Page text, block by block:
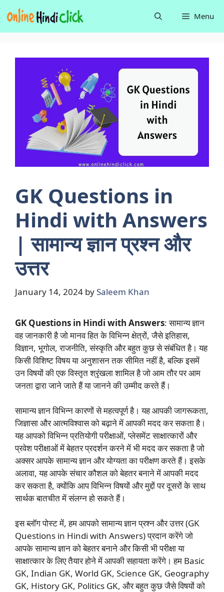
to
content
Menu
GK Questions in
Hindi with Answers
| सामान्य ज्ञान प्रश्न और
उत्तर
January 14, 2024 bySaleem Khan
GK Questions in Hindi with Answers: सामान्य ज्ञान
वह जानकारी है जो मानव हित के विभिन्न क्षेत्रों, जैसे इतिहास,
विज्ञान, भूगोल, राजनीति, संस्कृति और बहुत कुछ से संबंधित है। यह
किसी विशिष्ट विषय या अनुशासन तक सीमित नहीं है, बल्कि इसमें
उन विषयों की एक विस्तृत श्रृंखला शामिल है जो आम तौर पर आम
जनता द्वारा जाने जाते हैं या जानने की उम्मीद करते हैं।
सामान्य ज्ञान विभिन्न कारणों से महत्वपूर्ण है। यह आपकी जागरूकता,
जिज्ञासा और आत्मविश्वास को बढ़ाने में आपकी मदद कर सकता है।
यह आपको विभिन्न प्रतियोगी परीक्षाओं, प्लेसमेंट साक्षात्कारों और
प्रवेश परीक्षाओं में बेहतर प्रदर्शन करने में भी मदद कर सकता है जो
अक्सर आपके सामान्य ज्ञान और योग्यता का परीक्षण करते हैं। इसके
अलावा, यह आपके संचार कौशल को बेहतर बनाने में आपकी मदद
कर सकता है, क्योंकि आप विभिन्न विषयों और मुद्दों पर दूसरों के साथ
सार्थक बातचीत में संलग्न हो सकते हैं।
इस ब्लॉग पोस्ट में, हम आपको सामान्य ज्ञान प्रश्न और उत्तर (GK
Questions in Hindi with Answers) प्रदान करेंगे जो
आपके सामान्य ज्ञान को बेहतर बनाने और किसी भी परीक्षा या
साक्षात्कार के लिए तैयार होने में आपकी सहायता करेंगे। हम Basic
GK, Indian GK, World GK, Science GK, Geography
GK, History GK, Politics GK, और बहुत कुछ जैसे विषयों को